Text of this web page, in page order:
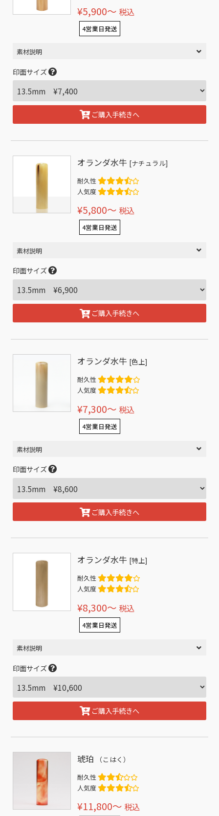
¥5,900〜 税込
4営業日発送
素材説明
印面サイズ
ご購入手続きへ
オランダ水牛 [ナチュラル]
耐久性
人気度
¥5,800〜 税込
4営業日発送
素材説明
印面サイズ
ご購入手続きへ
オランダ水牛 [色上]
耐久性
人気度
¥7,300〜 税込
4営業日発送
素材説明
印面サイズ
ご購入手続きへ
オランダ水牛 [特上]
耐久性
人気度
¥8,300〜 税込
4営業日発送
素材説明
印面サイズ
ご購入手続きへ
琥珀 （こはく）
耐久性
人気度
¥11,800〜 税込